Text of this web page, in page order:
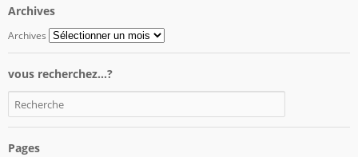
Archives
Archives
vous recherchez…?
Pages